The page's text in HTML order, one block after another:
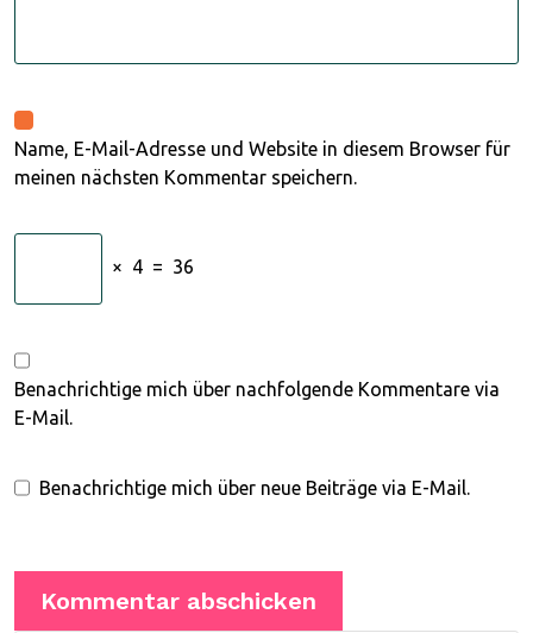
Name, E-Mail-Adresse und Website in diesem Browser für
meinen nächsten Kommentar speichern.
× 4 = 36
Benachrichtige mich über nachfolgende Kommentare via
E-Mail.
Benachrichtige mich über neue Beiträge via E-Mail.